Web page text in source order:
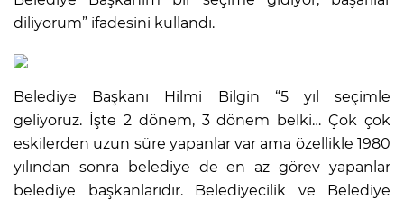
diliyorum” ifadesini kullandı.
Belediye Başkanı Hilmi Bilgin “5 yıl seçimle
geliyoruz. İşte 2 dönem, 3 dönem belki… Çok çok
eskilerden uzun süre yapanlar var ama özellikle 1980
yılından sonra belediye de en az görev yapanlar
belediye başkanlarıdır. Belediyecilik ve Belediye